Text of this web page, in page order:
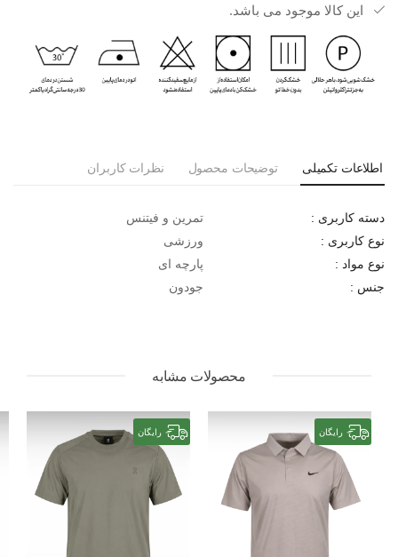
این کالا موجود می باشد.
اطلاعات تکمیلی توضیحات محصول نظرات کاربران
دسته کاربری : تمرین و فیتنس
نوع کاربری : ورزشی
نوع مواد : پارچه ای
جنس : جودون
محصولات مشابه
رایگان رایگان